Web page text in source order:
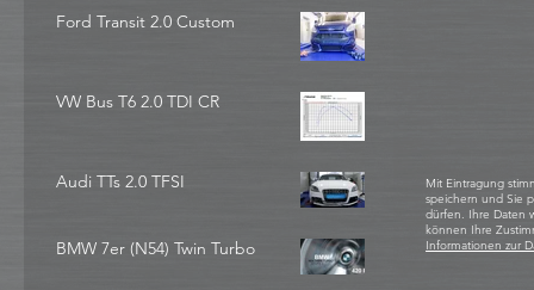
Ford Transit 2.0 Custom
VW Bus T6 2.0 TDI CR
Audi TTs 2.0 TFSI
BMW 7er (N54) Twin Turbo
Mit Eintragung
speichern und Sie
dürfen. Ihre Daten
können Ihre
Informationen zur